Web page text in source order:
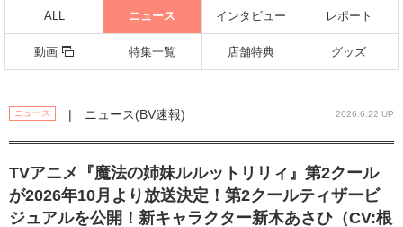
ALL ニュース インタビュー レポート
動画 特集一覧 店舗特典 グッズ
ニュース | ニュース(BV速報) 2026.6.22 UP
TVアニメ『魔法の姉妹ルルットリリィ』第2クール
が2026年10月より放送決定！第2クールティザービ
ジュアルを公開！新キャラクター新木あさひ（CV:根